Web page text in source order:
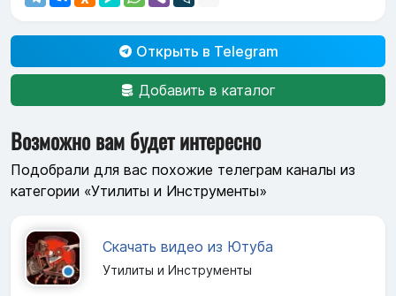
Открыть в Telegram
Добавить в каталог
Возможно вам будет интересно
Подобрали для вас похожие телеграм каналы из
категории «Утилиты и Инструменты»
Скачать видео из Ютуба
Утилиты и Инструменты